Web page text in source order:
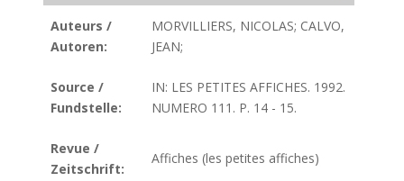
Auteurs /
Autoren:
MORVILLIERS, NICOLAS; CALVO,
JEAN;
Source /
Fundstelle:
IN: LES PETITES AFFICHES. 1992.
NUMERO 111. P. 14 - 15.
Revue /
Zeitschrift:
Affiches (les petites affiches)